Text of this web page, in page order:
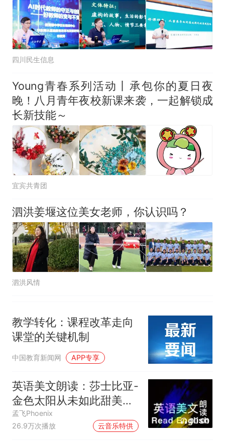
四川民生信息
Young青春系列活动丨承包你的夏日夜
晚！八月青年夜校新课来袭，一起解锁成
长新技能～
宜宾共青团
泗洪姜堰这位美女老师，你认识吗？
泗洪风情
教学转化：课程改革走向
课堂的关键机制
中国教育新闻网 APP专享
英语美文朗读：莎士比亚-
金色太阳从未如此甜美吻
过
孟飞Phoenix
26.9万次播放
云音乐特供
00:00